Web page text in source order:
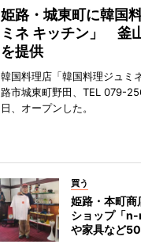
姫路・城東町に韓国
ミネ キッチン」 釜
を提供
韓国料理店「韓国料理ジュミ
路市城東町野田、TEL 079-
日、オープンした。
買う
姫路・本町商
ショップ「
や家具など